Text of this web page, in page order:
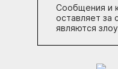
Сообщения и
оставляет за
являются